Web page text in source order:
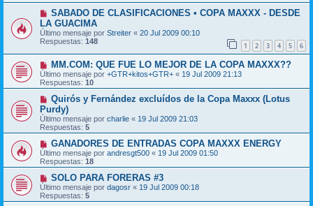
SABADO DE CLASIFICACIONES • COPA MAXXX - DESDE
LA GUACIMA
Último mensaje por Streiter « 20 Jul 2009 00:10
Respuestas: 148 1 2 3 4 5 6
MM.COM: QUE FUE LO MEJOR DE LA COPA MAXXX??
Último mensaje por +GTR+kitos+GTR+ « 19 Jul 2009 21:13
Respuestas: 10
Quirós y Fernández excluídos de la Copa Maxxx (Lotus
Purdy)
Último mensaje por charlie « 19 Jul 2009 21:03
Respuestas: 5
GANADORES DE ENTRADAS COPA MAXXX ENERGY
Último mensaje por andresgt500 « 19 Jul 2009 01:50
Respuestas: 18
SOLO PARA FORERAS #3
Último mensaje por dagosr « 19 Jul 2009 00:18
Respuestas: 5